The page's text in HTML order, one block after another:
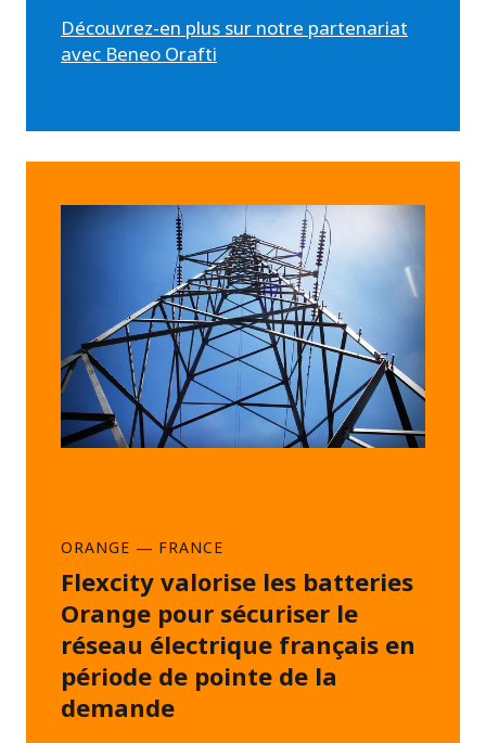
Découvrez-en plus sur notre partenariat
avec Beneo Orafti
ORANGE — FRANCE
Flexcity valorise les batteries
Orange pour sécuriser le
réseau électrique français en
période de pointe de la
demande